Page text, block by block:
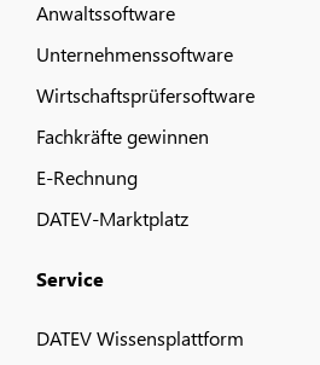
Anwaltssoftware
Unternehmenssoftware
Wirtschaftsprüfersoftware
Fachkräfte gewinnen
E-Rechnung
DATEV-Marktplatz
Service
DATEV Wissensplattform